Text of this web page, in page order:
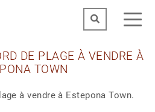
DE PLAGE À VENDRE À
TOWN
à vendre à Estepona Town.